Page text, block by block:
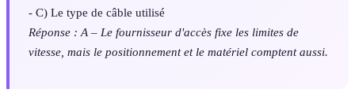
- C) Le type de câble utilisé
Réponse : A – Le fournisseur d'accès fixe les limites de
vitesse, mais le positionnement et le matériel comptent aussi.